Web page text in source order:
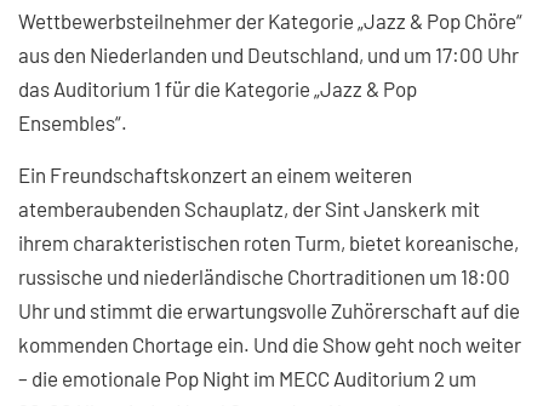
Wettbewerbsteilnehmer der Kategorie „Jazz & Pop Chöre“
aus den Niederlanden und Deutschland, und um 17:00 Uhr
das Auditorium 1 für die Kategorie „Jazz & Pop
Ensembles“.
Ein Freundschaftskonzert an einem weiteren
atemberaubenden Schauplatz, der Sint Janskerk mit
ihrem charakteristischen roten Turm, bietet koreanische,
russische und niederländische Chortraditionen um 18:00
Uhr und stimmt die erwartungsvolle Zuhörerschaft auf die
kommenden Chortage ein. Und die Show geht noch weiter
– die emotionale Pop Night im MECC Auditorium 2 um